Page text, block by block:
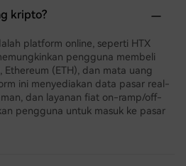
kripto?
platform online, seperti HTX
pengguna membeli
Ethereum (ETH), dan mata uang
ini menyediakan data pasar real-
dan layanan fiat on-ramp/off-
pengguna untuk masuk ke pasar